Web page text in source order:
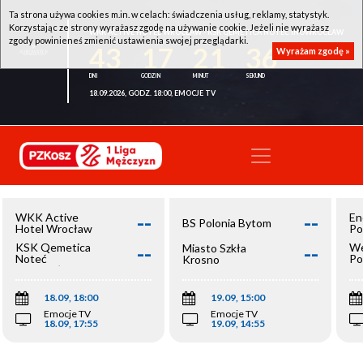
WKK ACTIVE HOTEL WROCŁAW - KSK QEMETICA NOTEĆ INOWROCŁAW
35
18.09.2026, GODZ. 18:00, EMOCJE TV
WKK Active
Hotel Wrocław
--
KSK Qemetica
Noteć
Inowrocław
--
18.09, 18:00
Emocje TV
18.09, 17:55
BS Polonia Bytom --
Miasto Szkła
Krosno
--
19.09, 15:00
Emocje TV
19.09, 14:55
Ta strona używa cookies m.in. w celach: świadczenia usług, reklamy, statystyk.
Korzystając ze strony wyrażasz zgodę na używanie cookie. Jeżeli nie wyrażasz
zgody powinieneś zmienić ustawienia swojej przeglądarki.
Wyrażam zgodę »